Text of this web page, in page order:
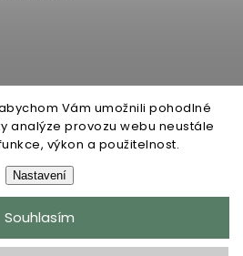
Vám umožnili pohodlné
analýze provozu webu neustále
výkon a použitelnost.
Nastavení
Souhlasím
. Všechna práva vyhrazena.